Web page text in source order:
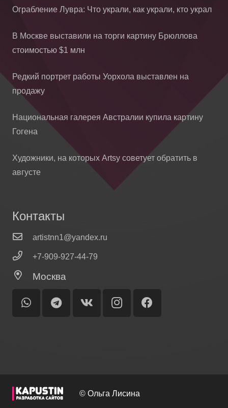
Ограбление Лувра: Что украли, как украли, кто украл
В Москве выставили на торги картину Брюллова
стоимостью $1 млн
Редкий портрет работы Уорхола выставлен на
продажу
Национальная галерея Австралии купила картину
Гогена
Художники, на которых Artsy советует обратить в
августе
Контакты
artistnn1@yandex.ru
+7-909-927-44-79
Москва
© Ольга Лисина